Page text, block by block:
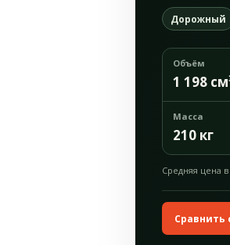
Дорожный
Объём
1 198
Масса
210 кг
Средняя цена
Сравнить